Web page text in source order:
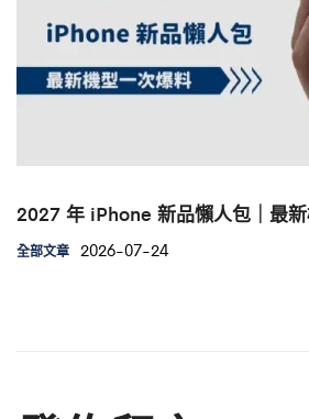
2027 年 iPhone 新品懶人包｜最
全部文章 2026-07-24